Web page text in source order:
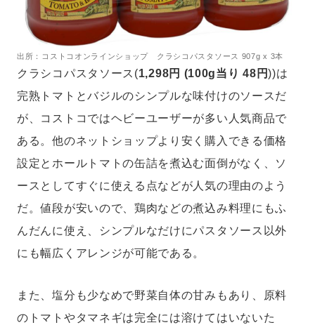
出所：コストコオンラインショップ クラシコパスタソース 907g x 3本
クラシコパスタソース(1,298円 (100g当り 48円))は
完熟トマトとバジルのシンプルな味付けのソースだ
が、コストコではヘビーユーザーが多い人気商品で
ある。他のネットショップより安く購入できる価格
設定とホールトマトの缶詰を煮込む面倒がなく、ソ
ースとしてすぐに使える点などが人気の理由のよう
だ。値段が安いので、鶏肉などの煮込み料理にもふ
んだんに使え、シンプルなだけにパスタソース以外
にも幅広くアレンジが可能である。
また、塩分も少なめで野菜自体の甘みもあり、原料
のトマトやタマネギは完全には溶けてはいないた